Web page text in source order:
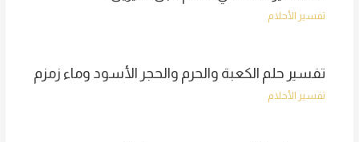
تفسير الأحلام
تفسير حلم الكعبة والحرم والحجر الأسود وماء زمزم
تفسير الأحلام